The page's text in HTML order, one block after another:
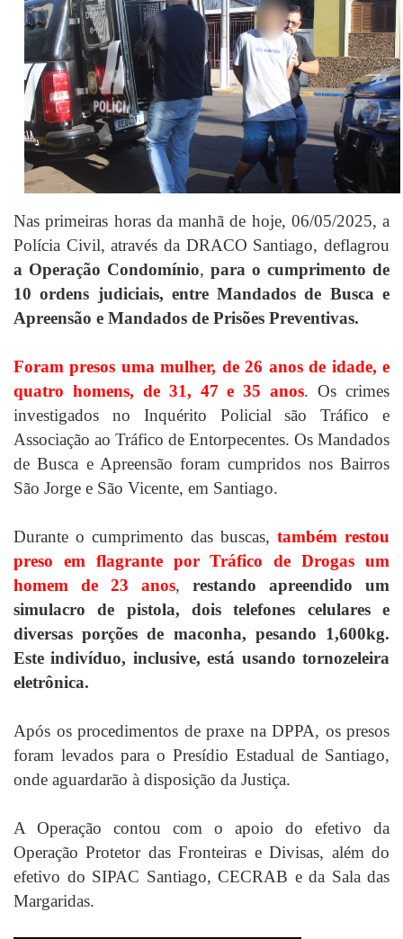
Nas primeiras horas da manhã de hoje, 06/05/2025, a
Polícia Civil, através da DRACO Santiago, deflagrou
a Operação Condomínio, para o cumprimento de
10 ordens judiciais, entre Mandados de Busca e
Apreensão e Mandados de Prisões Preventivas.
Foram presos uma mulher, de 26 anos de idade, e
quatro homens, de 31, 47 e 35 anos. Os crimes
investigados no Inquérito Policial são Tráfico e
Associação ao Tráfico de Entorpecentes. Os Mandados
de Busca e Apreensão foram cumpridos nos Bairros
São Jorge e São Vicente, em Santiago.
Durante o cumprimento das buscas, também restou
preso em flagrante por Tráfico de Drogas um
homem de 23 anos, restando apreendido um
simulacro de pistola, dois telefones celulares e
diversas porções de maconha, pesando 1,600kg.
Este indivíduo, inclusive, está usando tornozeleira
eletrônica.
Após os procedimentos de praxe na DPPA, os presos
foram levados para o Presídio Estadual de Santiago,
onde aguardarão à disposição da Justiça.
A Operação contou com o apoio do efetivo da
Operação Protetor das Fronteiras e Divisas, além do
efetivo do SIPAC Santiago, CECRAB e da Sala das
Margaridas.